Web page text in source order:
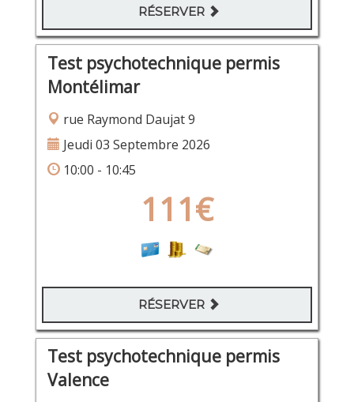
RÉSERVER
Test psychotechnique permis
Montélimar
rue Raymond Daujat 9
Jeudi 03 Septembre 2026
10:00 - 10:45
111€
RÉSERVER
Test psychotechnique permis
Valence